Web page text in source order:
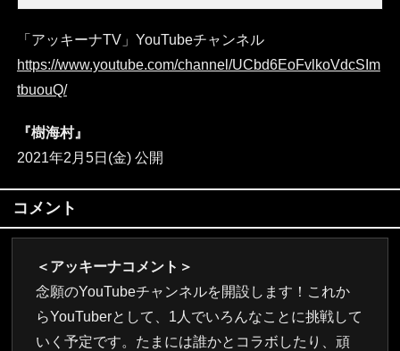
「アッキーナTV」YouTubeチャンネル
https://www.youtube.com/channel/UCbd6EoFvlkoVdcSIm
tbuouQ/
『樹海村』
2021年2月5日(金) 公開
コメント
＜アッキーナコメント＞
念願のYouTubeチャンネルを開設します！これか
らYouTuberとして、1人でいろんなことに挑戦して
いく予定です。たまには誰かとコラボしたり、頑